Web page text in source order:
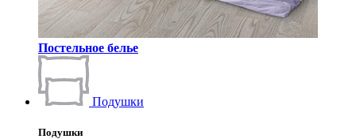
Постельное белье
Подушки
Подушки